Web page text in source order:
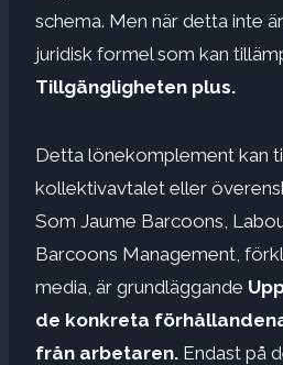
schema. Men när detta inte
juridisk formel som kan
Tillgängligheten plus.
Detta lönekomplement kan
kollektivavtalet eller
Som Jaume Barcoons,
Barcoons Management,
media, är grundläggande
de konkreta
från arbetaren. Endast på